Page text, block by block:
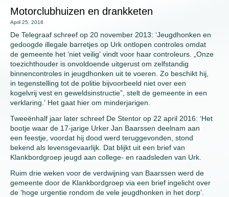
Motorclubhuizen en drankketen
April 25, 2016
De Telegraaf schreef op 20 november 2013: ‘Jeugdhonken en
gedoogde illegale barretjes op Urk ontlopen controles omdat
de gemeente het ‘niet veilig’ vindt voor haar controleurs. „Onze
toezichthouder is onvoldoende uitgerust om zelfstandig
binnencontroles in jeugdhonken uit te voeren. Zo beschikt hij,
in tegenstelling tot de politie bijvoorbeeld niet over een
kogelvrij vest en geweldsinstructie”, stelt de gemeente in een
verklaring.’ Het gaat hier om minderjarigen.
Tweeënhalf jaar later schreef De Stentor op 22 april 2016: ‘Het
bootje waar de 17-jarige Urker Jan Baarssen deelnam aan
een feestje, voordat hij dood werd teruggevonden, stond
bekend als levensgevaarlijk. Dat blijkt uit een brief van
Klankbordgroep jeugd aan college- en raadsleden van Urk.
Ruim drie weken voor de verdwijning van Baarssen werd de
gemeente door de Klankbordgroep via een brief ingelicht over
de ‘hoge urgentie rondom de vele jeugdhonken in het dorp’.